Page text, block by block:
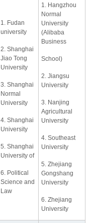
1. Fudan
university
2. Shanghai
Jiao Tong
University
3. Shanghai
Normal
University
4. Shanghai
University
5. Shanghai
University of
6. Political
Science and
Law
1. Hangzhou
Normal
University
(Alibaba
Business
School)
2. Jiangsu
University
3. Nanjing
Agricultural
University
4. Southeast
University
5. Zhejiang
Gongshang
University
6. Zhejiang
University